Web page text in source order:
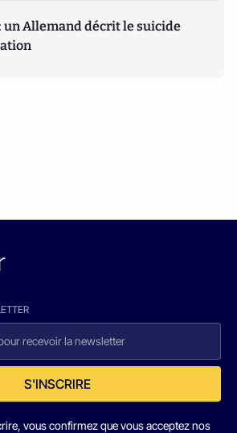
un Allemand décrit le suicide
S'INSCRIRE
vous confirmez que vous acceptez nos